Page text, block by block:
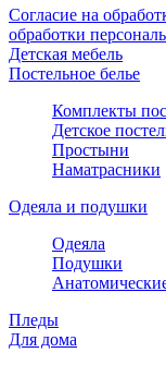
Согласие на
обработки
Детская мебель
Постельное белье
Комплекты
Детское
Простыни
Наматрасники
Одеяла и подушки
Одеяла
Подушки
Пледы
Для дома